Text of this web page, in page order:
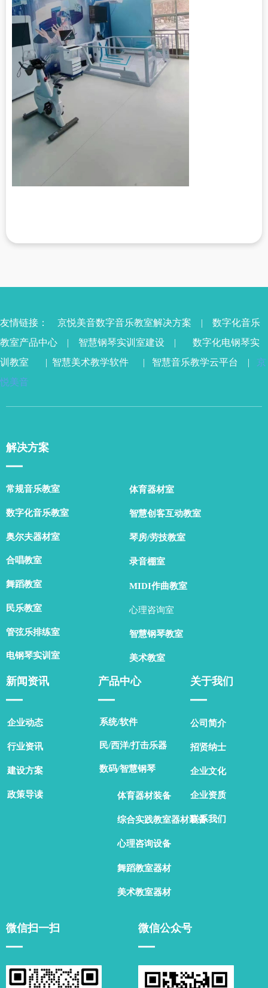
微信公众号
微信扫一扫
解决方案
常规音乐教室
数字化音乐教室
奥尔夫器材室
合唱教室
舞蹈教室
民乐教室
管弦乐排练室
电钢琴实训室
体育器材室
智慧创客互动教室
琴房/劳技教室
录音棚室
MIDI作曲教室
心理咨询室
智慧钢琴教室
美术教室
新闻资讯
企业动态
行业资讯
建设方案
政策导读
产品中心
系统/软件
民/西洋/打击乐器
数码/智慧钢琴
关于我们
公司简介
招贤纳士
企业文化
企业资质
联系我们
体育器材装备
综合实践教室器材装备
心理咨询设备
舞蹈教室器材
美术教室器材
友情链接： 京悦美音数字音乐教室解决方案 | 数字化音乐
教室产品中心 | 智慧钢琴实训室建设 |
数字化电钢琴实
训教室 | 智慧美术教学软件 | 智慧音乐教学云平台 |
京
悦美音